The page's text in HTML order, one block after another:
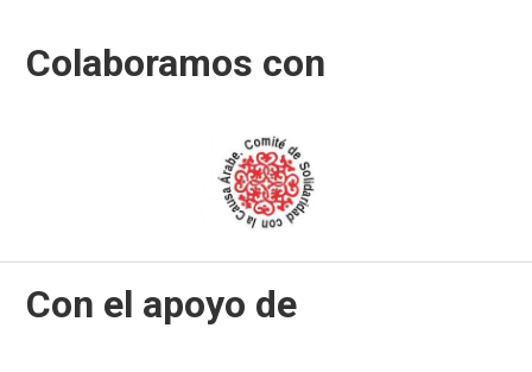
Colaboramos con
Con el apoyo de